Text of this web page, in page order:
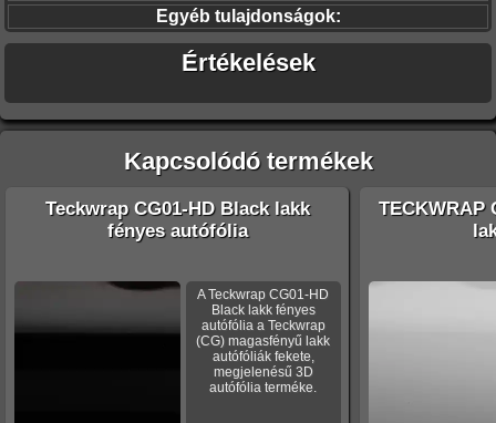
Egyéb tulajdonságok:
Értékelések
Kapcsolódó termékek
Teckwrap CG01-HD Black lakk
fényes autófólia
A Teckwrap CG01-HD
Black lakk fényes
autófólia a Teckwrap
(CG) magasfényű lakk
autófóliák fekete,
megjelenésű 3D
autófólia terméke.
TECKWRAP